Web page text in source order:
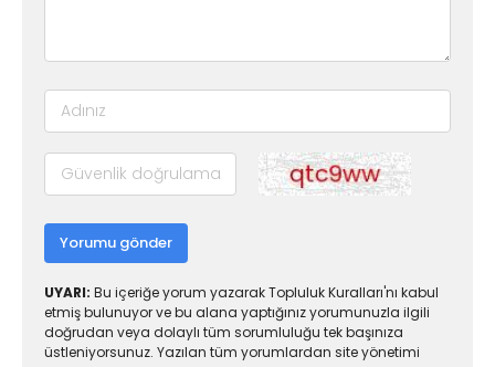
Yorumu gönder
UYARI: Bu içeriğe yorum yazarak Topluluk Kuralları'nı kabul
etmiş bulunuyor ve bu alana yaptığınız yorumunuzla ilgili
doğrudan veya dolaylı tüm sorumluluğu tek başınıza
üstleniyorsunuz. Yazılan tüm yorumlardan site yönetimi